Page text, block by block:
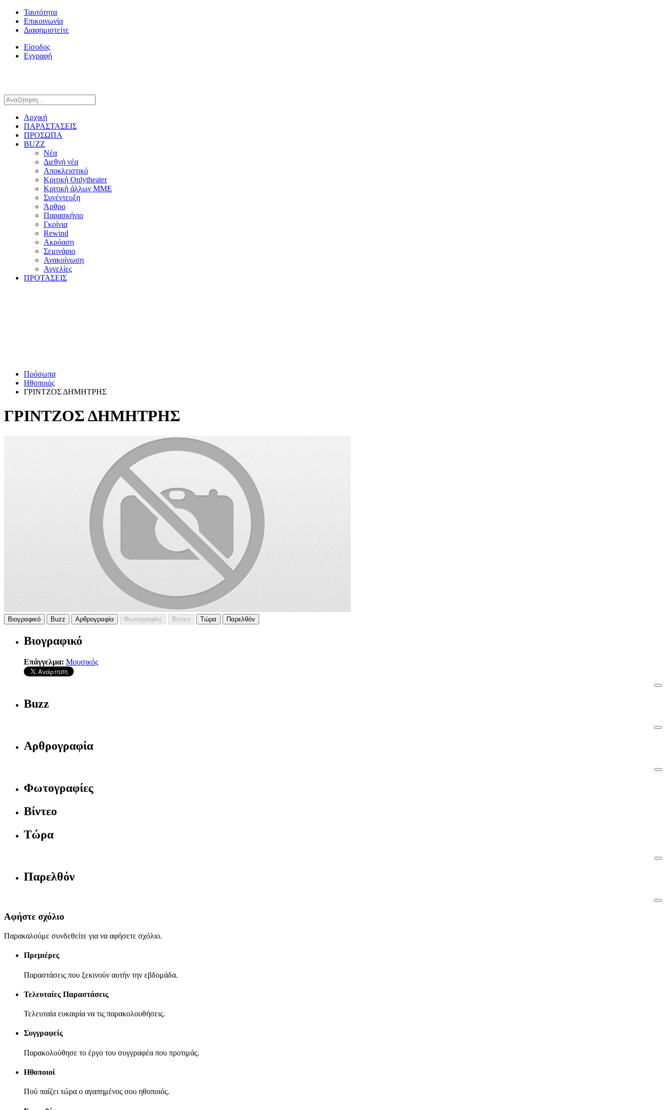
Ταυτότητα
Επικοινωνία
Διαφημιστείτε
Είσοδος
Εγγραφή
Αρχική
ΠΑΡΑΣΤΑΣΕΙΣ
ΠΡΟΣΩΠΑ
BUZZ
Νέα
Διεθνή νέα
Αποκλειστικό
Κριτική Onlytheater
Κριτική άλλων ΜΜΕ
Συνέντευξη
Άρθρο
Παρασκήνιο
Γκρίνια
Rewind
Ακρόαση
Σεμινάριο
Ανακοίνωση
Αγγελίες
ΠΡΟΤΑΣΕΙΣ
Πρόσωπα
Ηθοποιός
ΓΡΙΝΤΖΟΣ ΔΗΜΗΤΡΗΣ
ΓΡΙΝΤΖΟΣ ΔΗΜΗΤΡΗΣ
Βιογραφικό Buzz Αρθρογραφία Φωτογραφίες Βίντεο Τώρα Παρελθόν
Βιογραφικό
Επάγγελμα: Μουσικός
Buzz
Αρθρογραφία
Φωτογραφίες
Βίντεο
Τώρα
Παρελθόν
Αφήστε σχόλιο
Παρακαλούμε συνδεθείτε για να αφήσετε σχόλιο.
Πρεμιέρες
Παραστάσεις που ξεκινούν αυτήν την εβδομάδα.
Τελευταίες Παραστάσεις
Τελευταία ευκαιρία να τις παρακολουθήσεις.
Συγγραφείς
Παρακολούθησε το έργο του συγγραφέα που προτιμάς.
Ηθοποιοί
Πού παίζει τώρα ο αγαπημένος σου ηθοποιός.